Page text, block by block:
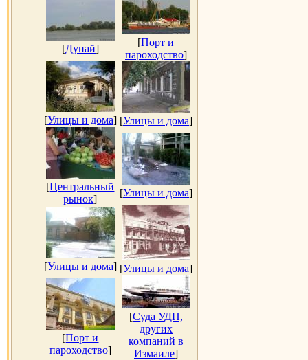
[Дунай]
[Порт и
пароходство]
[Улицы и дома] [Улицы и дома]
[Центральный
рынок]
[Улицы и дома]
[Улицы и дома] [Улицы и дома]
[Порт и
пароходство]
[Суда УДП,
других
компаний в
Измаиле]